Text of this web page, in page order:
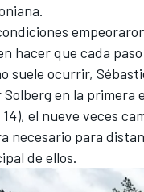
hacer que cada
suele ocurrir,
Solberg en la primera
el nueve veces
necesario para
de ellos.